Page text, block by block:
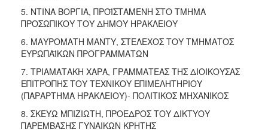
5. ΝΤΙΝΑ ΒΟΡΓΙΑ, ΠΡΟΪΣΤΑΜΕΝΗ ΣΤΟ ΤΜΗΜΑ
ΠΡΟΣΩΠΙΚΟΥ ΤΟΥ ΔΗΜΟΥ ΗΡΑΚΛΕΙΟΥ
6. ΜΑΥΡΟΜΑΤΗ ΜΑΝΤΥ, ΣΤΕΛΕΧΟΣ ΤΟΥ ΤΜΗΜΑΤΟΣ
ΕΥΡΩΠΑΪΚΩΝ ΠΡΟΓΡΑΜΜΑΤΩΝ
7. ΤΡΙΑΜΑΤΑΚΗ ΧΑΡΑ, ΓΡΑΜΜΑΤΕΑΣ ΤΗΣ ΔΙΟΙΚΟΥΣΑΣ
ΕΠΙΤΡΟΠΗΣ ΤΟΥ ΤΕΧΝΙΚΟΥ ΕΠΙΜΕΛΗΤΗΡΙΟΥ
(ΠΑΡΑΡΤΗΜΑ ΗΡΑΚΛΕΙΟΥ)- ΠΟΛΙΤΙΚΟΣ ΜΗΧΑΝΙΚΟΣ
8. ΣΚΕΥΩ ΜΠΙΖΙΩΤΗ, ΠΡΟΕΔΡΟΣ ΤΟΥ ΔΙΚΤΥΟΥ
ΠΑΡΕΜΒΑΣΗΣ ΓΥΝΑΙΚΩΝ ΚΡΗΤΗΣ